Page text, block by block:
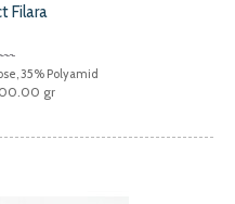
Filara
35% Polyamid
gr